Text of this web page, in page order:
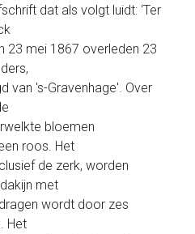
dat als volgt luidt: ‘Ter
23 mei 1867 overleden 23
van 's-Gravenhage'. Over
bloemen
roos. Het
de zerk, worden
met
wordt door zes
Het